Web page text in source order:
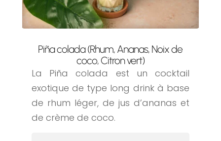
Piña colada (Rhum, Ananas, Noix de
coco, Citron vert)
La Piña colada est un cocktail
exotique de type long drink à base
de rhum léger, de jus d’ananas et
de crème de coco.